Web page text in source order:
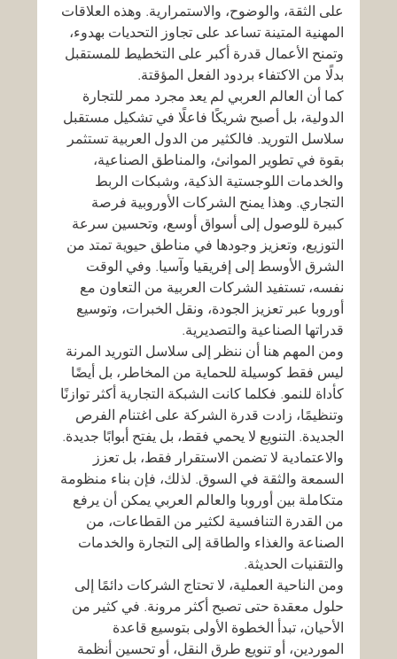
على الثقة، والوضوح، والاستمرارية. وهذه العلاقات
المهنية المتينة تساعد على تجاوز التحديات بهدوء،
وتمنح الأعمال قدرة أكبر على التخطيط للمستقبل
بدلًا من الاكتفاء بردود الفعل المؤقتة.
كما أن العالم العربي لم يعد مجرد ممر للتجارة
الدولية، بل أصبح شريكًا فاعلًا في تشكيل مستقبل
سلاسل التوريد. فالكثير من الدول العربية تستثمر
بقوة في تطوير الموانئ، والمناطق الصناعية،
والخدمات اللوجستية الذكية، وشبكات الربط
التجاري. وهذا يمنح الشركات الأوروبية فرصة
كبيرة للوصول إلى أسواق أوسع، وتحسين سرعة
التوزيع، وتعزيز وجودها في مناطق حيوية تمتد من
الشرق الأوسط إلى إفريقيا وآسيا. وفي الوقت
نفسه، تستفيد الشركات العربية من التعاون مع
أوروبا عبر تعزيز الجودة، ونقل الخبرات، وتوسيع
قدراتها الصناعية والتصديرية.
ومن المهم هنا أن ننظر إلى سلاسل التوريد المرنة
ليس فقط كوسيلة للحماية من المخاطر، بل أيضًا
كأداة للنمو. فكلما كانت الشبكة التجارية أكثر توازنًا
وتنظيمًا، زادت قدرة الشركة على اغتنام الفرص
الجديدة. التنويع لا يحمي فقط، بل يفتح أبوابًا جديدة.
والاعتمادية لا تضمن الاستقرار فقط، بل تعزز
السمعة والثقة في السوق. لذلك، فإن بناء منظومة
متكاملة بين أوروبا والعالم العربي يمكن أن يرفع
من القدرة التنافسية لكثير من القطاعات، من
الصناعة والغذاء والطاقة إلى التجارة والخدمات
والتقنيات الحديثة.
ومن الناحية العملية، لا تحتاج الشركات دائمًا إلى
حلول معقدة حتى تصبح أكثر مرونة. في كثير من
الأحيان، تبدأ الخطوة الأولى بتوسيع قاعدة
الموردين، أو تنويع طرق النقل، أو تحسين أنظمة